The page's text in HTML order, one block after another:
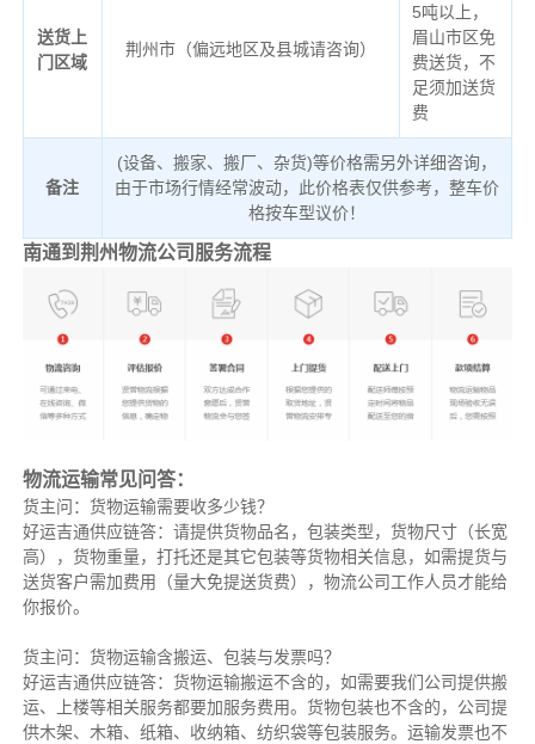
送货上
门区域
荆州市（偏远地区及县城请咨询）
5吨以上，
眉山市区免
费送货，不
足须加送货
费
备注
(设备、搬家、搬厂、杂货)等价格需另外详细咨询，
由于市场行情经常波动，此价格表仅供参考，整车价
格按车型议价！
南通到荆州物流公司服务流程
物流运输常见问答：
货主问：货物运输需要收多少钱？
好运吉通供应链答：请提供货物品名，包装类型，货物尺寸（长宽
高），货物重量，打托还是其它包装等货物相关信息，如需提货与
送货客户需加费用（量大免提送货费），物流公司工作人员才能给
你报价。
货主问：货物运输含搬运、包装与发票吗？
好运吉通供应链答：货物运输搬运不含的，如需要我们公司提供搬
运、上楼等相关服务都要加服务费用。货物包装也不含的，公司提
供木架、木箱、纸箱、收纳箱、纺织袋等包装服务。运输发票也不